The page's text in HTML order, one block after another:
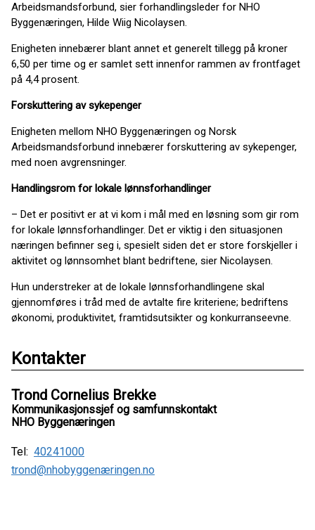
Arbeidsmandsforbund, sier forhandlingsleder for NHO
Byggenæringen, Hilde Wiig Nicolaysen.
Enigheten innebærer blant annet et generelt tillegg på kroner
6,50 per time og er samlet sett innenfor rammen av frontfaget
på 4,4 prosent.
Forskuttering av sykepenger
Enigheten mellom NHO Byggenæringen og Norsk
Arbeidsmandsforbund innebærer forskuttering av sykepenger,
med noen avgrensninger.
Handlingsrom for lokale lønnsforhandlinger
– Det er positivt er at vi kom i mål med en løsning som gir rom
for lokale lønnsforhandlinger. Det er viktig i den situasjonen
næringen befinner seg i, spesielt siden det er store forskjeller i
aktivitet og lønnsomhet blant bedriftene, sier Nicolaysen.
Hun understreker at de lokale lønnsforhandlingene skal
gjennomføres i tråd med de avtalte fire kriteriene; bedriftens
økonomi, produktivitet, framtidsutsikter og konkurranseevne.
Kontakter
Trond Cornelius Brekke
Kommunikasjonssjef og samfunnskontakt
NHO Byggenæringen
Tel: 40241000
trond@nhobyggenæringen.no